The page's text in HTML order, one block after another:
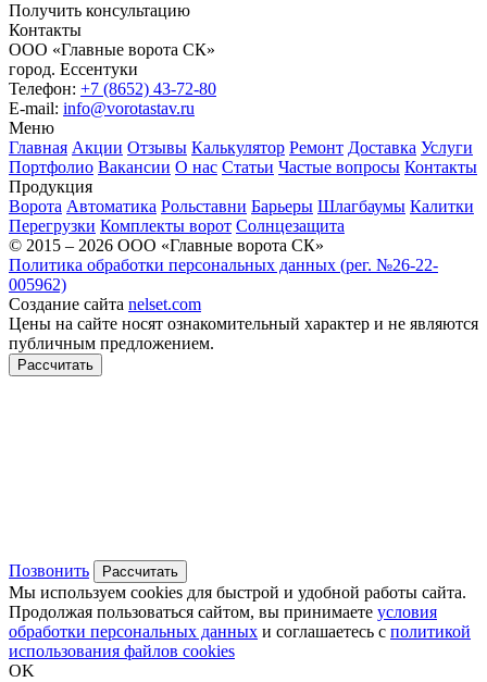
Получить консультацию
Контакты
ООО «Главные ворота СК»
город. Ессентуки
Телефон: +7 (8652) 43-72-80
E-mail: info@vorotastav.ru
Меню
Главная Акции Отзывы Калькулятор Ремонт Доставка Услуги
Портфолио Вакансии О нас Статьи Частые вопросы Контакты
Продукция
Ворота Автоматика Рольставни Барьеры Шлагбаумы Калитки
Перегрузки Комплекты ворот Солнцезащита
© 2015 – 2026 ООО «Главные ворота СК»
Политика обработки персональных данных (рег. №26-22-
005962)
Создание сайта nelset.com
Цены на сайте носят ознакомительный характер и не являются
публичным предложением.
Рассчитать
Позвонить Рассчитать
Мы используем cookies для быстрой и удобной работы сайта.
Продолжая пользоваться сайтом, вы принимаете условия
обработки персональных данных и соглашаетесь с политикой
использования файлов cookies
OK